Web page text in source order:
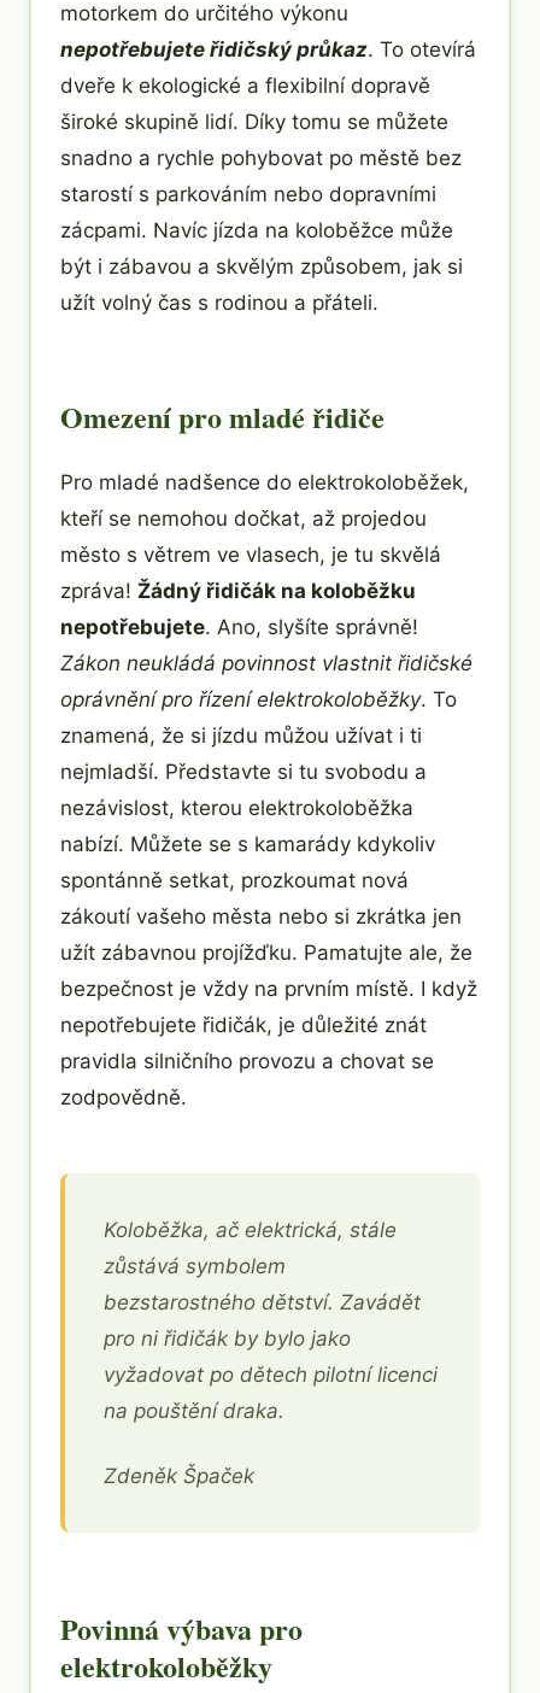
motorkem do určitého výkonu
nepotřebujete řidičský průkaz. To otevírá
dveře k ekologické a flexibilní dopravě
široké skupině lidí. Díky tomu se můžete
snadno a rychle pohybovat po městě bez
starostí s parkováním nebo dopravními
zácpami. Navíc jízda na koloběžce může
být i zábavou a skvělým způsobem, jak si
užít volný čas s rodinou a přáteli.
Omezení pro mladé řidiče
Pro mladé nadšence do elektrokoloběžek,
kteří se nemohou dočkat, až projedou
město s větrem ve vlasech, je tu skvělá
zpráva! Žádný řidičák na koloběžku
nepotřebujete. Ano, slyšíte správně!
Zákon neukládá povinnost vlastnit řidičské
oprávnění pro řízení elektrokoloběžky. To
znamená, že si jízdu můžou užívat i ti
nejmladší. Představte si tu svobodu a
nezávislost, kterou elektrokoloběžka
nabízí. Můžete se s kamarády kdykoliv
spontánně setkat, prozkoumat nová
zákoutí vašeho města nebo si zkrátka jen
užít zábavnou projížďku. Pamatujte ale, že
bezpečnost je vždy na prvním místě. I když
nepotřebujete řidičák, je důležité znát
pravidla silničního provozu a chovat se
zodpovědně.
Koloběžka, ač elektrická, stále
zůstává symbolem
bezstarostného dětství. Zavádět
pro ni řidičák by bylo jako
vyžadovat po dětech pilotní licenci
na pouštění draka.
Zdeněk Špaček
Povinná výbava pro
elektrokoloběžky